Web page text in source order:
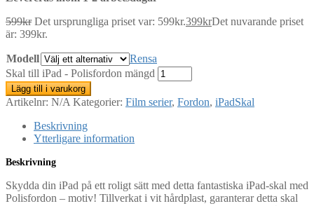
599kr Det ursprungliga priset var: 599kr.399krDet nuvarande priset
är: 399kr.
Modell
Rensa
Skal till iPad - Polisfordon mängd
Lägg till i varukorg
Artikelnr: N/A Kategorier: Film serier, Fordon, iPadSkal
Beskrivning
Ytterligare information
Beskrivning
Skydda din iPad på ett roligt sätt med detta fantastiska iPad-skal med
Polisfordon – motiv! Tillverkat i vit hårdplast, garanterar detta skal